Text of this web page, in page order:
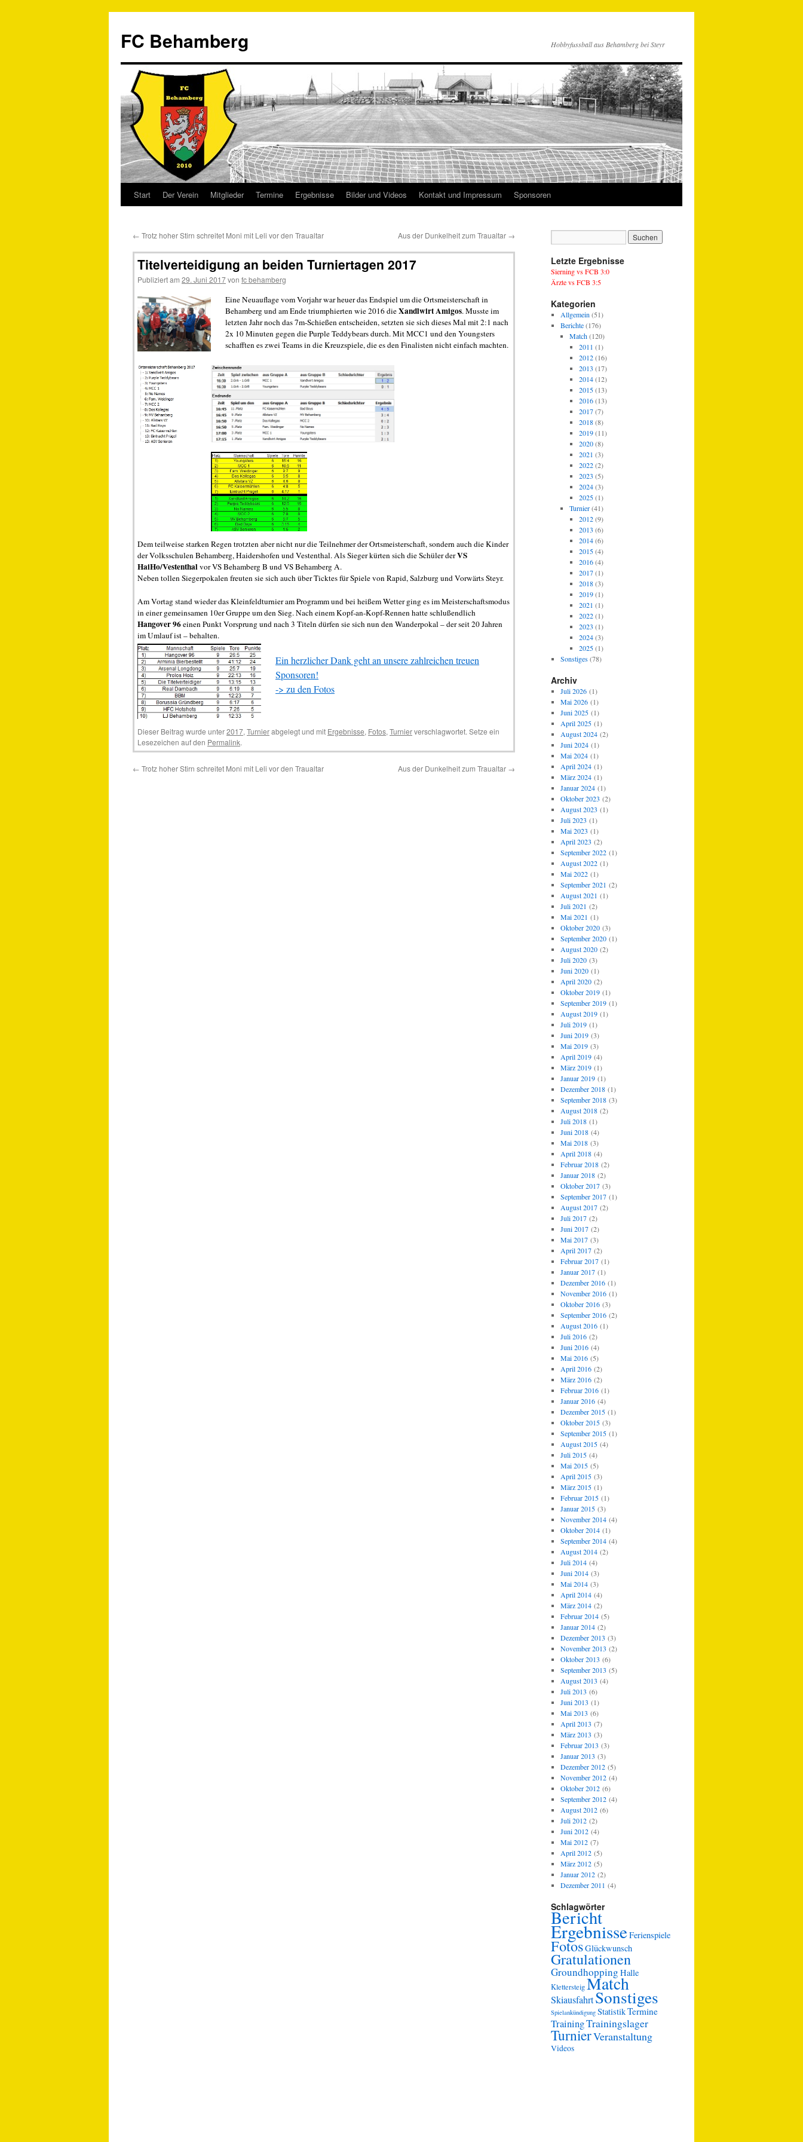
FC Behamberg Hobbyfussball aus Behamberg bei Steyr
Start Der Verein Mitglieder Termine Ergebnisse Bilder und Videos Kontakt und Impressum Sponsoren
← Trotz hoher Stirn schreitet Moni mit Leli vor den Traualtar Aus der Dunkelheit zum Traualtar →
Titelverteidigung an beiden Turniertagen 2017
Publiziert am 29. Juni 2017von fc behamberg
Eine Neuauflage vom Vorjahr war heuer das Endspiel um die Ortsmeisterschaft in
Behamberg und am Ende triumphierten wie 2016 dieXandlwirt Amigos. Musste im
letzten Jahr noch das 7m-Schießen entscheiden, setzten sie sich dieses Mal mit 2:1 nach
2x 10 Minuten gegen die Purple Teddybears durch. Mit MCC1 und den Youngsters
schafften es zwei Teams in die Kreuzspiele, die es den Finalisten nicht einfach machten.
Dem teilweise starken Regen trotzten aber nicht nur die Teilnehmer der Ortsmeisterschaft, sondern auch die Kinder
der Volksschulen Behamberg, Haidershofen und Vestenthal. Als Sieger kürten sich die Schüler derVS
HaiHo/Vestenthalvor VS Behamberg B und VS Behamberg A.
Neben tollen Siegerpokalen freuten sie sich auch über Ticktes für Spiele von Rapid, Salzburg und Vorwärts Steyr.
Am Vortag stand wieder das Kleinfeldturnier am Programm und bei heißem Wetter ging es im Meisterschaftsmodus
in einer gemeinsamen 10er Gruppe um den Sieg. Nach einem Kopf-an-Kopf-Rennen hatte schlußendlich
Hangover 96einen Punkt Vorsprung und nach 3 Titeln dürfen sie sich nun den Wanderpokal – der seit 20 Jahren
im Umlauf ist – behalten.
Ein herzlicher Dank geht an unsere zahlreichen treuen
Sponsoren!
-> zu den Fotos
Dieser Beitrag wurde unter2017, Turnierabgelegt und mit Ergebnisse, Fotos, Turnierverschlagwortet. Setze ein
Lesezeichen auf den Permalink.
← Trotz hoher Stirn schreitet Moni mit Leli vor den Traualtar Aus der Dunkelheit zum Traualtar →
Letzte Ergebnisse
Sierning vs FCB 3:0
Ärzte vs FCB 3:5
Kategorien
Allgemein (51)
Berichte(176)
Match(120)
2011 (1)
2012(16)
2013 (17)
2014(12)
2015(13)
2016(13)
2017(7)
2018(8)
2019(11)
2020(8)
2021 (3)
2022(2)
2023 (5)
2024(3)
2025(1)
Turnier(41)
2012(9)
2013 (6)
2014(6)
2015(4)
2016(4)
2017(1)
2018(3)
2019(1)
2021 (1)
2022(1)
2023 (1)
2024(3)
2025(1)
Sonstiges(78)
Archiv
Juli 2026(1)
Mai 2026(1)
Juni 2025(1)
April 2025(1)
August 2024(2)
Juni 2024(1)
Mai 2024(1)
April 2024(1)
März 2024(1)
Januar 2024(1)
Oktober 2023 (2)
August 2023 (1)
Juli 2023 (1)
Mai 2023 (1)
April 2023 (2)
September 2022(1)
August 2022(1)
Mai 2022(1)
September 2021 (2)
August 2021 (1)
Juli 2021 (2)
Mai 2021 (1)
Oktober 2020(3)
September 2020(1)
August 2020(2)
Juli 2020(3)
Juni 2020(1)
April 2020(2)
Oktober 2019(1)
September 2019(1)
August 2019(1)
Juli 2019(1)
Juni 2019(3)
Mai 2019(3)
April 2019(4)
März 2019(1)
Januar 2019(1)
Dezember 2018(1)
September 2018(3)
August 2018(2)
Juli 2018(1)
Juni 2018(4)
Mai 2018(3)
April 2018(4)
Februar 2018(2)
Januar 2018(2)
Oktober 2017(3)
September 2017(1)
August 2017(2)
Juli 2017(2)
Juni 2017(2)
Mai 2017(3)
April 2017(2)
Februar 2017(1)
Januar 2017(1)
Dezember 2016(1)
November 2016(1)
Oktober 2016(3)
September 2016(2)
August 2016(1)
Juli 2016(2)
Juni 2016(4)
Mai 2016(5)
April 2016(2)
März 2016(2)
Februar 2016(1)
Januar 2016(4)
Dezember 2015(1)
Oktober 2015(3)
September 2015(1)
August 2015(4)
Juli 2015(4)
Mai 2015(5)
April 2015(3)
März 2015(1)
Februar 2015(1)
Januar 2015(3)
November 2014(4)
Oktober 2014(1)
September 2014(4)
August 2014(2)
Juli 2014(4)
Juni 2014(3)
Mai 2014(3)
April 2014(4)
März 2014(2)
Februar 2014(5)
Januar 2014(2)
Dezember 2013 (3)
November 2013 (2)
Oktober 2013 (6)
September 2013 (5)
August 2013 (4)
Juli 2013 (6)
Juni 2013 (1)
Mai 2013 (6)
April 2013 (7)
März 2013 (3)
Februar 2013 (3)
Januar 2013 (3)
Dezember 2012(5)
November 2012(4)
Oktober 2012(6)
September 2012(4)
August 2012(6)
Juli 2012(2)
Juni 2012(4)
Mai 2012(7)
April 2012(5)
März 2012(5)
Januar 2012(2)
Dezember 2011 (4)
Schlagwörter
Bericht
ErgebnisseFerienspiele
FotosGlückwunsch
Gratulationen
Groundhopping Halle
KlettersteigMatch
SkiausfahrtSonstiges
Spielankündigung StatistikTermine
TrainingTrainingslager
TurnierVeranstaltung
Videos